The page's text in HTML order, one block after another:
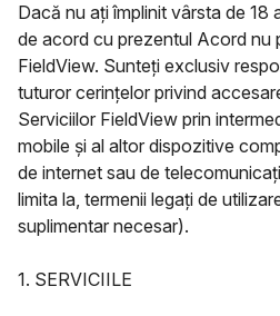
Dacă nu ați împlinit vârsta de 18
de acord cu prezentul Acord nu
FieldView. Sunteți exclusiv
tuturor cerințelor privind
Serviciilor FieldView prin
mobile și al altor dispozitive
de internet sau de
limita la, termenii legați de
suplimentar necesar).
1. SERVICIILE